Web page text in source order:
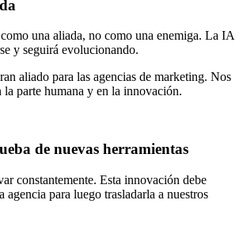
una aliada, no como una enemiga. La IA
y seguirá evolucionando.
aliado para las agencias de marketing. Nos
la parte humana y en la innovación.
de nuevas herramientas
constantemente. Esta innovación debe
agencia para luego trasladarla a nuestros